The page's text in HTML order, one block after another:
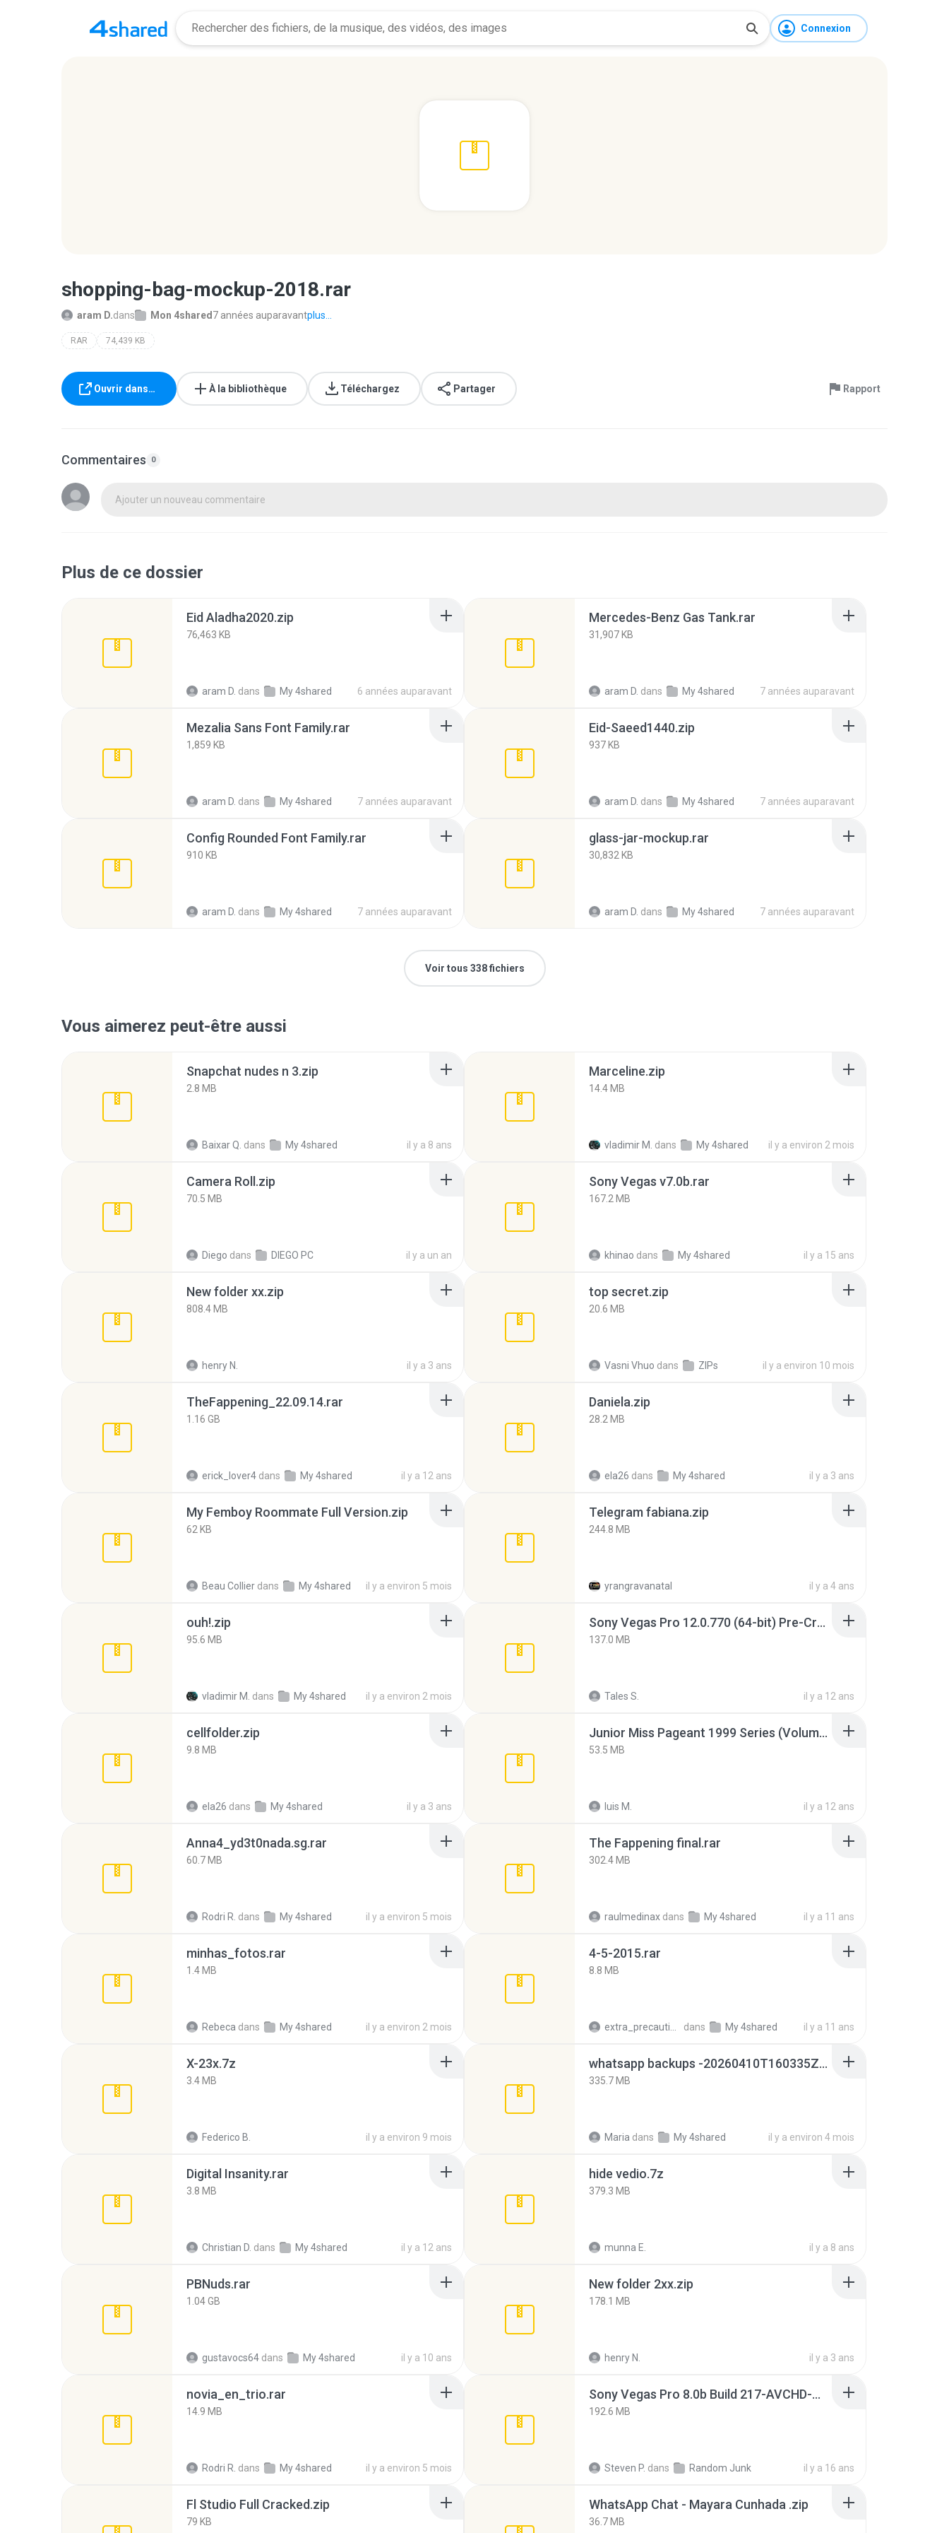
Connexion
shopping-bag-mockup-2018.rar
aram D.dans Mon 4shared 7 années auparavantplus...
RAR 74,439 KB
Ouvrir dans… À la bibliothèque Téléchargez Partager Rapport
Commentaires 0
Ajouter un nouveau commentaire
Plus de ce dossier
Eid Aladha2020.zip
76,463 KB
aram D. dans My 4shared 6 années auparavant
Mercedes-Benz Gas Tank.rar
31,907 KB
aram D. dans My 4shared 7 années auparavant
Mezalia Sans Font Family.rar
1,859 KB
aram D. dans My 4shared 7 années auparavant
Eid-Saeed1440.zip
937 KB
aram D. dans My 4shared 7 années auparavant
Config Rounded Font Family.rar
910 KB
aram D. dans My 4shared 7 années auparavant
glass-jar-mockup.rar
30,832 KB
aram D. dans My 4shared 7 années auparavant
Voir tous 338 fichiers
Vous aimerez peut-être aussi
Snapchat nudes n 3.zip
2.8 MB
Baixar Q. dans My 4shared il y a 8 ans
Marceline.zip
14.4 MB
vladimir M. dans My 4shared il y a environ 2 mois
Camera Roll.zip
70.5 MB
Diego dans DIEGO PC il y a un an
Sony Vegas v7.0b.rar
167.2 MB
khinao dans My 4shared il y a 15 ans
New folder xx.zip
808.4 MB
henry N. il y a 3 ans
top secret.zip
20.6 MB
Vasni Vhuo dans ZIPs il y a environ 10 mois
TheFappening_22.09.14.rar
1.16 GB
erick_lover4 dans My 4shared il y a 12 ans
Daniela.zip
28.2 MB
ela26 dans My 4shared il y a 3 ans
My Femboy Roommate Full Version.zip
62 KB
Beau Collier dans My 4shared il y a environ 5 mois
Telegram fabiana.zip
244.8 MB
yrangravanatal il y a 4 ans
ouh!.zip
95.6 MB
vladimir M. dans My 4shared il y a environ 2 mois
Sony Vegas Pro 12.0.770 (64-bit) Pre-Cracked.zip
137.0 MB
Tales S. il y a 12 ans
cellfolder.zip
9.8 MB
ela26 dans My 4shared il y a 3 ans
Junior Miss Pageant 1999 Series (Volume I Part I NC 6).7z
53.5 MB
luis M. il y a 12 ans
Anna4_yd3t0nada.sg.rar
60.7 MB
Rodri R. dans My 4shared il y a environ 5 mois
The Fappening final.rar
302.4 MB
raulmedinax dans My 4shared il y a 11 ans
minhas_fotos.rar
1.4 MB
Rebeca dans My 4shared il y a environ 2 mois
4-5-2015.rar
8.8 MB
dans My 4shared il y a 11 ans
X-23x.7z
3.4 MB
Federico B. il y a environ 9 mois
whatsapp backups -20260410T160335Z-3-001.zip
335.7 MB
Maria dans My 4shared il y a environ 4 mois
Digital Insanity.rar
3.8 MB
Christian D. dans My 4shared il y a 12 ans
hide vedio.7z
379.3 MB
munna E. il y a 8 ans
PBNuds.rar
1.04 GB
gustavocs64 dans My 4shared il y a 10 ans
New folder 2xx.zip
178.1 MB
henry N. il y a 3 ans
novia_en_trio.rar
14.9 MB
Rodri R. dans My 4shared il y a environ 5 mois
Sony Vegas Pro 8.0b Build 217-AVCHD-MPG-AC3 FIXED.7z
192.6 MB
Steven P. dans Random Junk il y a 16 ans
Fl Studio Full Cracked.zip
79 KB
WhatsApp Chat - Mayara Cunhada .zip
36.7 MB